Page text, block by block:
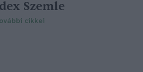
Szemle
cikkei